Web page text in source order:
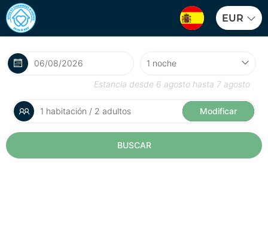
EUR
Estancia desde 6 agosto hasta 7 agosto
1 habitación / 2 adultos Modificar